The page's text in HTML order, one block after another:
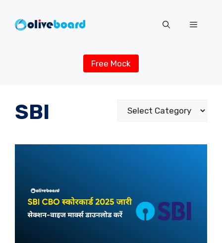
content
Menu
Free Mock
SBI